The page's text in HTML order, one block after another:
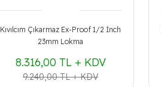
Kıvılcım Çıkarmaz Ex-Proof 1/2 İnch
23mm Lokma
8.316,00 TL + KDV
9.240,00 TL + KDV